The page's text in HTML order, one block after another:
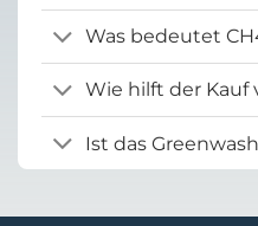
Was bedeutet
Wie hilft der Kauf
Ist das